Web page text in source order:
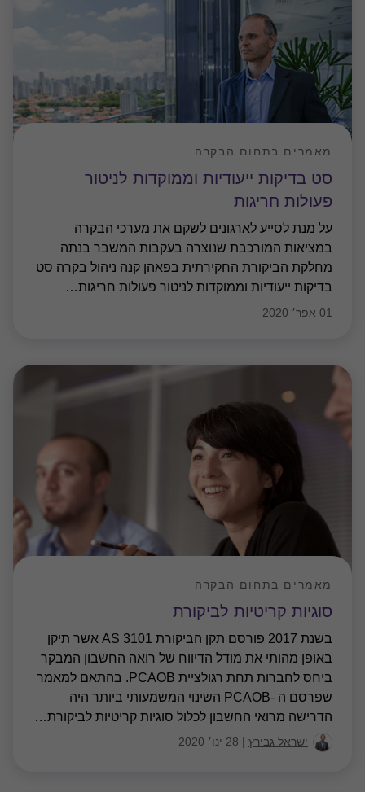
סט בדיקות ייעודיות וממוקדות לניטור
פעולות חריגות
מאמרים בתחום הבקרה
על מנת לסייע לארגונים לשקם את מערכי הבקרה
במציאות המורכבת שנוצרה בעקבות המשבר בנתה
מחלקת הביקורת החקירתית בפאהן קנה ניהול בקרה סט
בדיקות ייעודיות וממוקדות לניטור פעולות חריגות…
01 אפר׳ 2020
סוגיות קריטיות לביקורת
מאמרים בתחום הבקרה
בשנת 2017 פורסם תקן הביקורת AS 3101 אשר תיקן
באופן מהותי את מודל הדיווח של רואה החשבון המבקר
ביחס לחברות תחת רגולציית PCAOB. בהתאם למאמר
שפרסם ה -PCAOB השינוי המשמעותי ביותר היה
הדרישה מרואי החשבון לכלול סוגיות קריטיות לביקורת…
ישראל גבירץ | 28 ינו׳ 2020